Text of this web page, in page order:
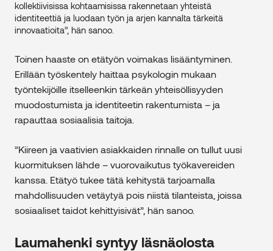
kollektiivisissa kohtaamisissa rakennetaan yhteistä
identiteettiä ja luodaan työn ja arjen kannalta tärkeitä
innovaatioita”, hän sanoo.
Toinen haaste on etätyön voimakas lisääntyminen.
Erillään työskentely haittaa psykologin mukaan
työntekijöille itselleenkin tärkeän yhteisöllisyyden
muodostumista ja identiteetin rakentumista – ja
rapauttaa sosiaalisia taitoja.
”Kiireen ja vaativien asiakkaiden rinnalle on tullut uusi
kuormituksen lähde – vuorovaikutus työkavereiden
kanssa. Etätyö tukee tätä kehitystä tarjoamalla
mahdollisuuden vetäytyä pois niistä tilanteista, joissa
sosiaaliset taidot kehittyisivät”, hän sanoo.
Laumahenki syntyy läsnäolosta